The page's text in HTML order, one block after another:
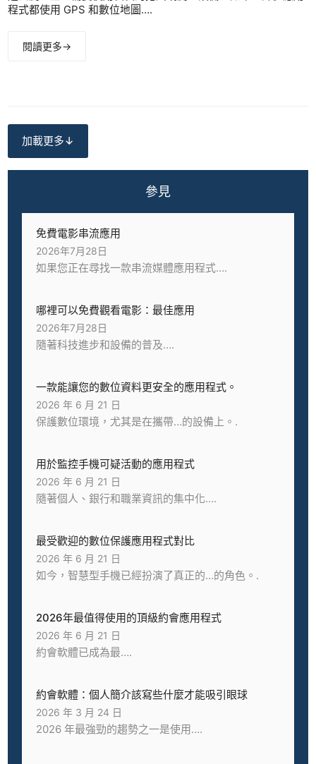
程式都使用 GPS 和數位地圖….
閱讀更多→
加載更多↓
參見
免費電影串流應用
2026年7月28日
如果您正在尋找一款串流媒體應用程式….
哪裡可以免費觀看電影：最佳應用
2026年7月28日
隨著科技進步和設備的普及….
一款能讓您的數位資料更安全的應用程式。
2026 年 6 月 21 日
保護數位環境，尤其是在攜帶…的設備上。.
用於監控手機可疑活動的應用程式
2026 年 6 月 21 日
隨著個人、銀行和職業資訊的集中化….
最受歡迎的數位保護應用程式對比
2026 年 6 月 21 日
如今，智慧型手機已經扮演了真正的…的角色。.
2026年最值得使用的頂級約會應用程式
2026 年 6 月 21 日
約會軟體已成為最….
約會軟體：個人簡介該寫些什麼才能吸引眼球
2026 年 3 月 24 日
2026 年最強勁的趨勢之一是使用….